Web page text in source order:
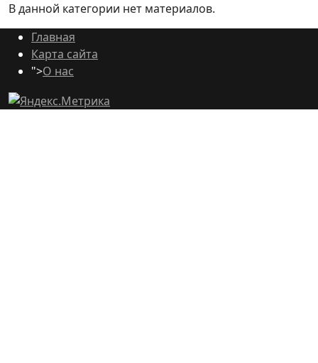
В данной категории нет материалов.
Главная
Карта сайта
">О нас